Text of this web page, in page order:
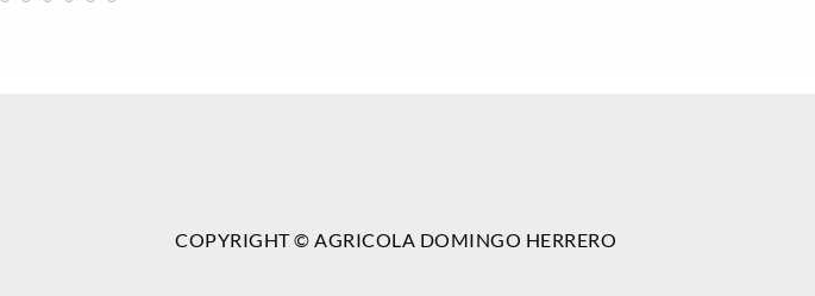
COPYRIGHT © AGRICOLA DOMINGO HERRERO